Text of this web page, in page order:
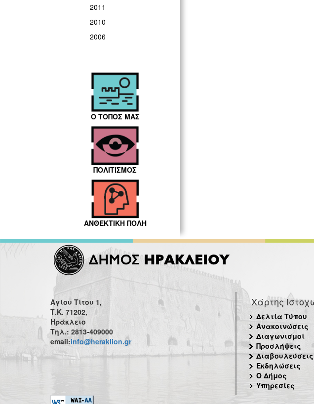
2011
2010
2006
Ο ΤΟΠΟΣ ΜΑΣ
ΠΟΛΙΤΙΣΜΟΣ
ΑΝΘΕΚΤΙΚΗ ΠΟΛΗ
Αγίου Τίτου 1,
Τ.Κ. 71202,
Ηράκλειο
Τηλ.: 2813-409000
email:info@heraklion.gr
Χάρτης
Δελτία Τύπου
Ανακοινώσεις
Διαγωνισμοί
Προσλήψεις
Διαβουλεύσεις
Εκδηλώσεις
Ο Δήμος
Υπηρεσίες